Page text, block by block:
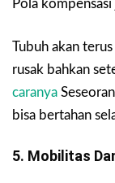
Pola
Tubuh akan
rusak bahkan
caranya
bisa bertahan
5. Mobilitas